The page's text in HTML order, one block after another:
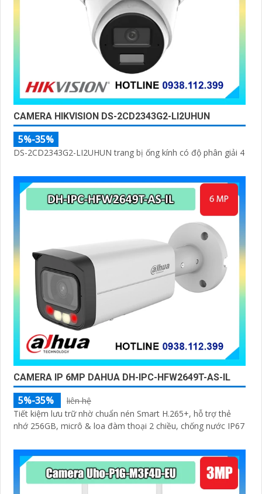
CAMERA HIKVISION DS-2CD2343G2-LI2UHUN
5%-35%
DS-2CD2343G2-LI2UHUN trang bị ống kính có độ phân giải 4
CAMERA IP 6MP DAHUA DH-IPC-HFW2649T-AS-IL
5%-35%
liên hệ
Tiết kiệm lưu trữ nhờ chuẩn nén Smart H.265+, hỗ trợ thẻ
nhớ 256GB, micrô & loa đàm thoại 2 chiều, chống nước IP67